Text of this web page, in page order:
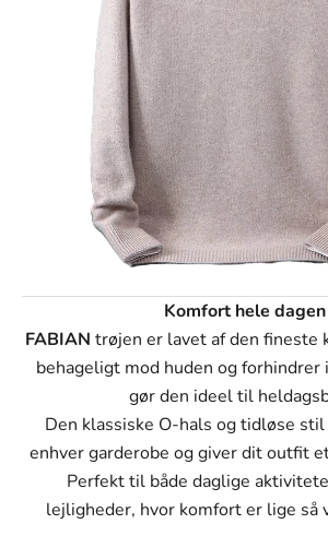
Komfort hele dagen
FABIAN trøjen er lavet af den fineste
behageligt mod huden og
gør den ideel til
Den klassiske O-hals og tidløse
enhver garderobe og giver dit outfit
Perfekt til både daglige
lejligheder, hvor komfort er lige så